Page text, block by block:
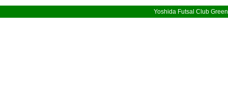
Yoshida Futsal Club